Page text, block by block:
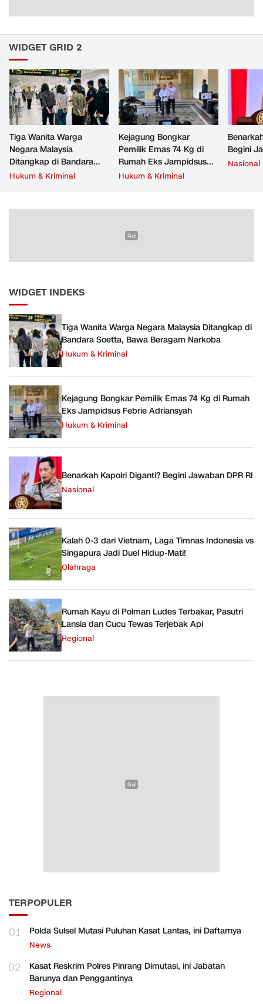
WIDGET GRID 2
Tiga Wanita Warga
Negara Malaysia
Ditangkap di Bandara
Soetta, Bawa Beragam
Hukum & Kriminal
Kejagung Bongkar
Pemilik Emas 74 Kg di
Rumah Eks Jampidsus
Febrie Adriansyah
Hukum & Kriminal
Begini
Nasional
WIDGET INDEKS
Tiga Wanita Warga Negara Malaysia Ditangkap di
Bandara Soetta, Bawa Beragam Narkoba
Hukum & Kriminal
Kejagung Bongkar Pemilik Emas 74 Kg di Rumah
Eks Jampidsus Febrie Adriansyah
Hukum & Kriminal
Benarkah Kapolri Diganti? Begini Jawaban DPR RI
Nasional
Kalah 0-3 dari Vietnam, Laga Timnas Indonesia vs
Singapura Jadi Duel Hidup-Mati!
Olahraga
Rumah Kayu di Polman Ludes Terbakar, Pasutri
Lansia dan Cucu Tewas Terjebak Api
Regional
TERPOPULER
01 Polda Sulsel Mutasi Puluhan Kasat Lantas, ini Daftarnya
News
02
Kasat Reskrim Polres Pinrang Dimutasi, ini Jabatan
Barunya dan Penggantinya
Regional